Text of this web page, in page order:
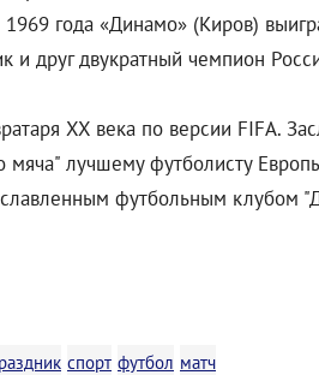
года «Динамо» (Киров)
и друг двукратный чемпион
XX века по версии FIFA.
мяча" лучшему футболисту
футбольным клубом
спорт футбол матч